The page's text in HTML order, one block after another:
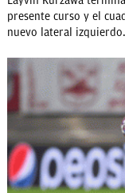
presente curso y el
nuevo lateral